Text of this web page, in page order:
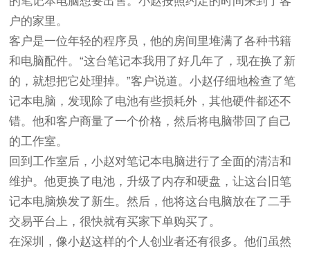
户的家里。
客户是一位年轻的程序员，他的房间里堆满了各种书籍
和电脑配件。“这台笔记本我用了好几年了，现在换了新
的，就想把它处理掉。”客户说道。小赵仔细地检查了笔
记本电脑，发现除了电池有些损耗外，其他硬件都还不
错。他和客户商量了一个价格，然后将电脑带回了自己
的工作室。
回到工作室后，小赵对笔记本电脑进行了全面的清洁和
维护。他更换了电池，升级了内存和硬盘，让这台旧笔
记本电脑焕发了新生。然后，他将这台电脑放在了二手
交易平台上，很快就有买家下单购买了。
在深圳，像小赵这样的个人创业者还有很多。他们虽然